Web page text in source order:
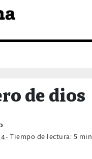
de dios
- Tiempo de lectura: 5 min